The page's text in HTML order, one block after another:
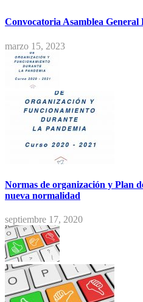
Convocatoria Asamblea
marzo 15, 2023
Normas de organización y Plan
nueva normalidad
septiembre 17, 2020